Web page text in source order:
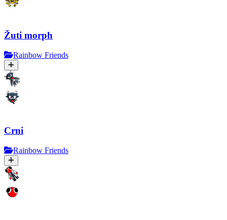
Žuti morph
Rainbow Friends
Crni
Rainbow Friends